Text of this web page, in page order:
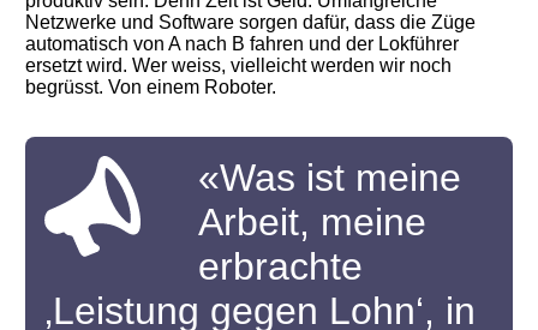
Netzwerke und Software sorgen dafür, dass die Züge
automatisch von A nach B fahren und der Lokführer
ersetzt wird. Wer weiss, vielleicht werden wir noch
begrüsst. Von einem Roboter.
«Was ist meine
Arbeit, meine
erbrachte
‚Leistung gegen Lohn‘, in